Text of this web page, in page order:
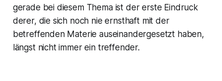
gerade bei diesem Thema ist der erste Eindruck
derer, die sich noch nie ernsthaft mit der
betreffenden Materie auseinandergesetzt haben,
längst nicht immer ein treffender.